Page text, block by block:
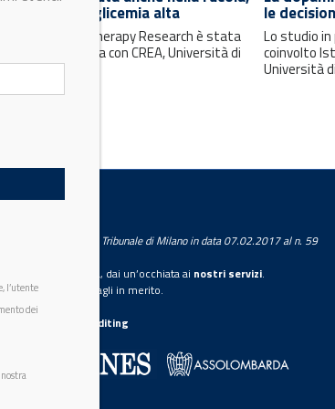
obesità e glicemia alta
su Phytotherapy Research è stata
di Pisa con CREA, Università di
II...
le
Lo studio
coinvolto
Università
registrata presso il Tribunale di Milano in data 07.02.2017 al n. 59
nostro inserzionista, dai un’occhiata ai nostri servizi.
per maggiori dettagli in merito.
CSST WebAuditing
associata a:
l’utente
dei